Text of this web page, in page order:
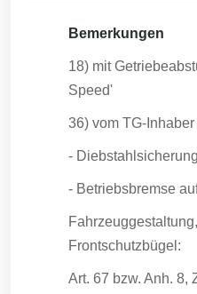
Bemerkungen
18) mit
Speed'
36) vom TG-
- Diebstahlsicherung
- Betriebsbremse
Frontschutzbügel:
Art. 67 bzw. Anh. 8,